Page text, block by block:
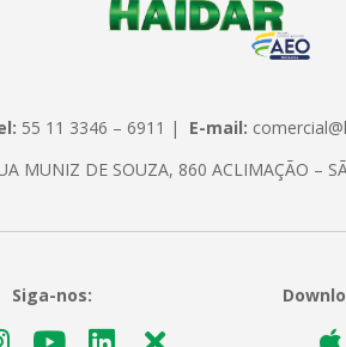
55 11 3346 – 6911 | E-mail:
MUNIZ DE SOUZA, 860 ACLIMAÇÃO –
Siga-nos: